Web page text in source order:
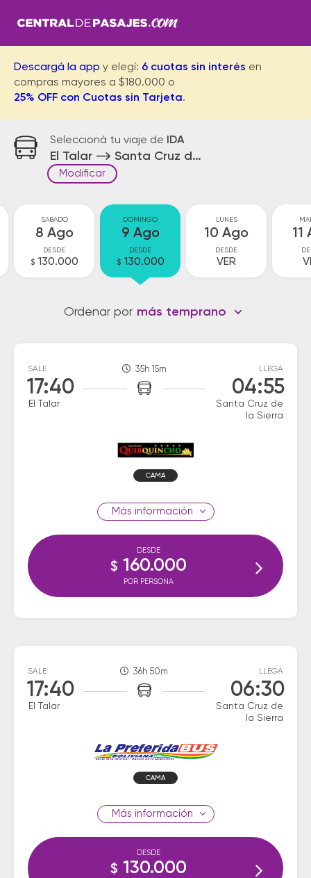
Descargá la app y elegí: 6 cuotas sin interés en
compras mayores a $180.000 o
25% OFF con Cuotas sin Tarjeta.
Seleccioná tu viaje de IDA
El Talar Santa Cruz de la Sierra
Modificar
SABADO
8 Ago
DESDE
$ 130.000
DOMINGO
9 Ago
DESDE
$ 130.000
LUNES
10 Ago
DESDE
VER
11
Ordenar por más temprano
SALE
17:40
El Talar
35h 15m LLEGA
04:55
Santa Cruz de
la Sierra
CAMA
información
DESDE
$ 160.000
POR PERSONA
SALE
17:40
El Talar
36h 50m LLEGA
06:30
Santa Cruz de
la Sierra
CAMA
información
DESDE
$ 130.000